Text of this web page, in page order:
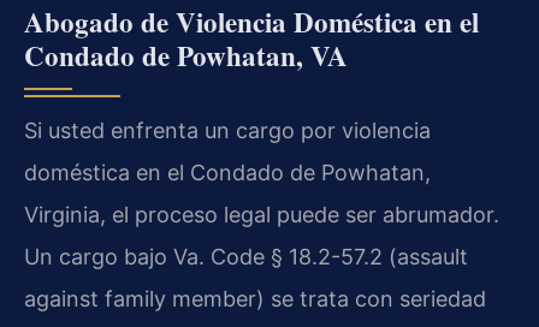
Abogado de Violencia Doméstica en el
Condado de Powhatan, VA
Si usted enfrenta un cargo por violencia
doméstica en el Condado de Powhatan,
Virginia, el proceso legal puede ser abrumador.
Un cargo bajo Va. Code § 18.2-57.2 (assault
against family member) se trata con seriedad